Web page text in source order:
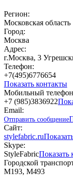
Регион:
Московская область
Город:
Москва
Адрес:
г.Москва, 3
Телефон:
+7(495)6776654
Показать контакты
Мобильный
+7 (985)3836922
Email:
Отправить сообщение
Сайт:
stylefabric.ru
Skype:
StyleFabricПоказать
Городской
М193, М493